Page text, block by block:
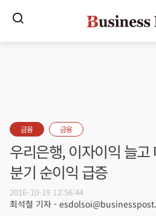
금융 금융
우리은행, 이자이익 늘
분기 순이익 급증
2016-10-19 12:56:44
최석철 기자 -